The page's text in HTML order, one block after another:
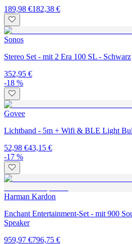
189,98 €182,38 €
Sonos
Stereo Set - mit 2 Era 100 SL - Schwarz
352,95 €
-18 %
Govee
Lichtband - 5m + Wifi & BLE Light
52,98 €43,15 €
-17 %
Harman Kardon
Enchant Entertainment-Set - mit 900
Speaker
959,97 €796,75 €